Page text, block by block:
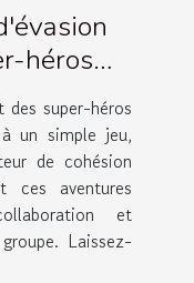
héros
?
des super-héros
un simple jeu,
de cohésion
ces aventures
et
Laissez-